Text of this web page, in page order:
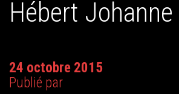
Hébert Johanne
24 octobre 2015
Publié par